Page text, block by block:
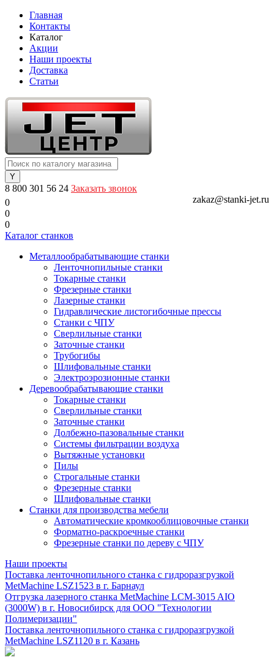
Главная
Контакты
Каталог
Акции
Наши проекты
Доставка
Статьи
8 800 301 56 24 Заказать звонок
zakaz@stanki-jet.ru
0
0
0
Каталог станков
Металлообрабатывающие станки
Ленточнопильные станки
Токарные станки
Фрезерные станки
Лазерные станки
Гидравлические листогибочные прессы
Станки с ЧПУ
Сверлильные станки
Заточные станки
Трубогибы
Шлифовальные станки
Электроэрозионные станки
Деревообрабатывающие станки
Токарные станки
Сверлильные станки
Заточные станки
Долбежно-пазовальные станки
Системы фильтрации воздуха
Вытяжные установки
Пилы
Строгальные станки
Фрезерные станки
Шлифовальные станки
Станки для производства мебели
Автоматические кромкооблицовочные станки
Форматно-раскроечные станки
Фрезерные станки по дереву с ЧПУ
Наши проекты
Поставка ленточнопильного станка c гидроразгрузкой
MetMachine LSZ1523 в г. Барнаул
Отгрузка лазерного станка MetMachine LCM-3015 AIO
(3000W) в г. Новосибирск для ООО "Технологии
Полимеризации"
Поставка ленточнопильного станка c гидроразгрузкой
MetMachine LSZ1120 в г. Казань